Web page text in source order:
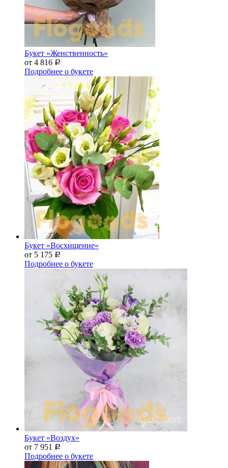
Букет «Женственность»
от 4 816 Р
Подробнее о букете
Букет «Восхищение»
от 5 175 Р
Подробнее о букете
Букет «Воздух»
от 7 951
Р
Подробнее о букете